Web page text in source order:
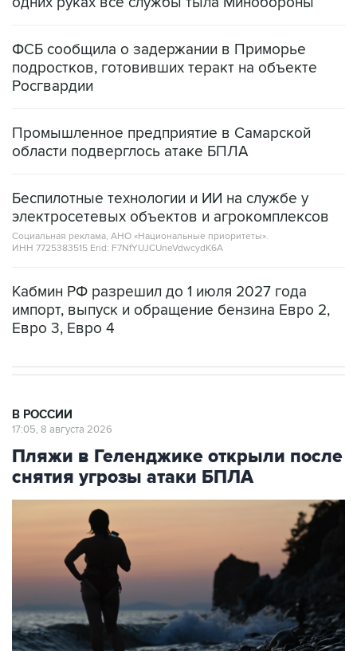
ФСБ сообщила о задержании в Приморье
подростков, готовивших теракт на объекте
Росгвардии
Промышленное предприятие в Самарской
области подверглось атаке БПЛА
Беспилотные технологии и ИИ на службе у
электросетевых объектов и агрокомплексов
Социальная реклама, АНО «Национальные приоритеты».
ИНН 7725383515 Erid: F7NfYUJCUneVdwcydK6A
Кабмин РФ разрешил до 1 июля 2027 года
импорт, выпуск и обращение бензина Евро 2,
Евро 3, Евро 4
В РОССИИ
17:05, 8 августа 2026
Пляжи в Геленджике открыли после
снятия угрозы атаки БПЛА